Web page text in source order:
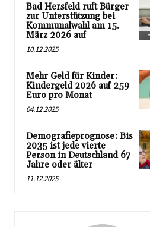
Bad Hersfeld ruft Bürger
zur Unterstützung bei
Kommunalwahl am 15.
März 2026 auf
10.12.2025
Mehr Geld für Kinder:
Kindergeld 2026 auf 259
Euro pro Monat
04.12.2025
Demografieprognose: Bis
2035 ist jede vierte
Person in Deutschland 67
Jahre oder älter
11.12.2025